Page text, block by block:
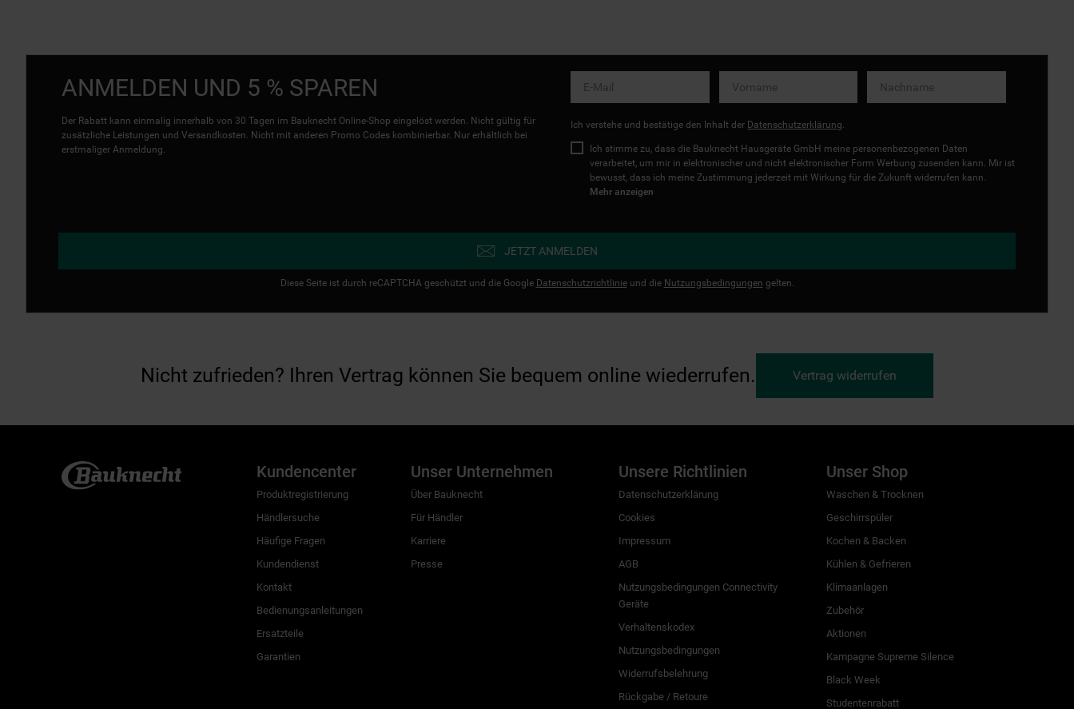
ANMELDEN UND 5 % SPAREN
Der Rabatt kann einmalig innerhalb von 30 Tagen im Bauknecht Online-Shop eingelöst werden. Nicht gültig für
zusätzliche Leistungen und Versandkosten. Nicht mit anderen Promo Codes kombinierbar. Nur erhältlich bei
erstmaliger Anmeldung.
Ich verstehe und bestätige den Inhalt der Datenschutzerklärung
Ich stimme zu, dass die Bauknecht Hausgeräte GmbH meine personenbezogenen Daten
verarbeitet, um mir in elektronischer und nicht elektronischer Form Werbung zusenden kann. Mir ist
bewusst, dass ich meine Zustimmung jederzeit mit Wirkung für die Zukunft widerrufen kann.
Mehr anzeigen
JETZT ANMELDEN
Diese Seite ist durch reCAPTCHA geschützt und die Google Datenschutzrichtlinieund die Nutzungsbedingungen gelten.
Nicht zufrieden? Ihren Vertrag können Sie bequem online wiederrufen. Vertrag widerrufen
Kundencenter
Produktregistrierung
Händlersuche
Häufige Fragen
Kundendienst
Kontakt
Bedienungsanleitungen
Ersatzteile
Garantien
Unser Unternehmen
Über Bauknecht
Für Händler
Karriere
Presse
Unsere Richtlinien
Datenschutzerklärung
Cookies
Impressum
AGB
Nutzungsbedingungen Connectivity
Geräte
Verhaltenskodex
Nutzungsbedingungen
Widerrufsbelehrung
Rückgabe / Retoure
Unser Shop
Waschen & Trocknen
Geschirrspüler
Kochen & Backen
Kühlen & Gefrieren
Klimaanlagen
Zubehör
Aktionen
Kampagne Supreme Silence
Black Week
Studentenrabatt